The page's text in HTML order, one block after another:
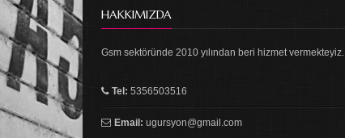
HAKKIMIZDA
Gsm sektöründe 2010 yılından beri hizmet vermekteyiz.
Tel: 5356503516
Email: ugursyon@gmail.com